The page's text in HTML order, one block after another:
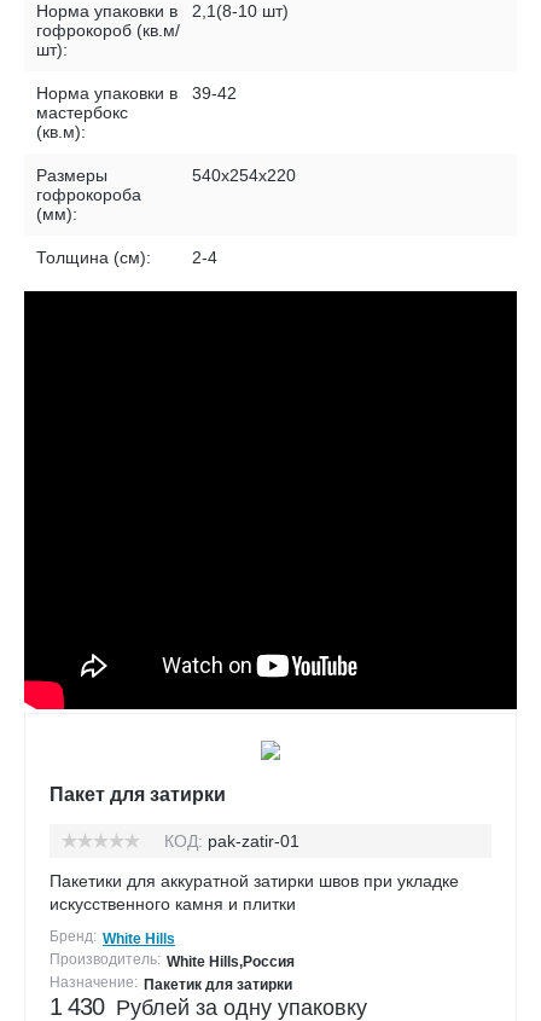
Норма упаковки в
гофрокороб (кв.м/
шт):
2,1(8-10 шт)
Норма упаковки в
мастербокс
(кв.м):
39-42
Размеры
гофрокороба
(мм):
540х254х220
Толщина (см): 2-4
Пакет для затирки
КОД: pak-zatir-01
Пакетики для аккуратной затирки швов при укладке
искусственного камня и плитки
Бренд: White Hills
Производитель: White Hills,Россия
Назначение: Пакетик для затирки
1 430 Рублей за одну упаковку